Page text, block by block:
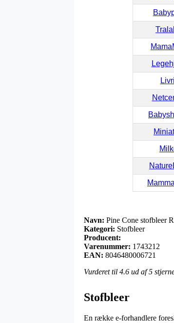
Navn: Pine Cone stofbleer
Kategori: Stofbleer
Producent:
Varenummer: 1743212
EAN: 8046480006721
Vurderet til 4.6 ud af 5
Stofbleer
En række e-forhandlere